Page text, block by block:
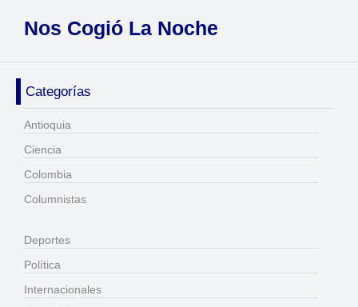
Nos Cogió La Noche
Categorías
Antioquia
Ciencia
Colombia
Columnistas
Deportes
Política
Internacionales